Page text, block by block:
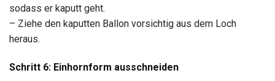
sodass er kaputt geht.
– Ziehe den kaputten Ballon vorsichtig aus dem Loch
heraus.
Schritt 6: Einhornform ausschneiden